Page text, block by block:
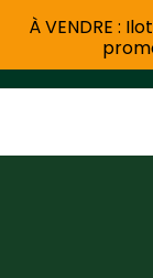
À VENDRE :